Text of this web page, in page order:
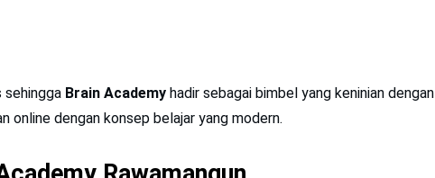
sehingga Brain Academy hadir sebagai bimbel yang keninian dengan
online dengan konsep belajar yang modern.